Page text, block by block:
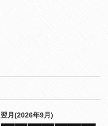
翌月(2026年9月)